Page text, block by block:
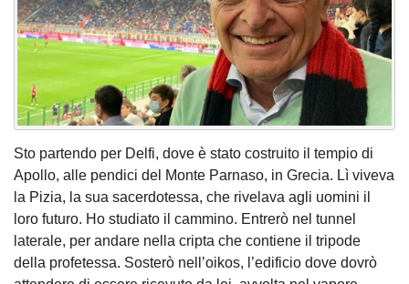
Sto partendo per Delfi, dove è stato costruito il tempio di
Apollo, alle pendici del Monte Parnaso, in Grecia. Lì viveva
la Pizia, la sua sacerdotessa, che rivelava agli uomini il
loro futuro. Ho studiato il cammino. Entrerò nel tunnel
laterale, per andare nella cripta che contiene il tripode
della profetessa. Sosterò nell’oikos, l’edificio dove dovrò